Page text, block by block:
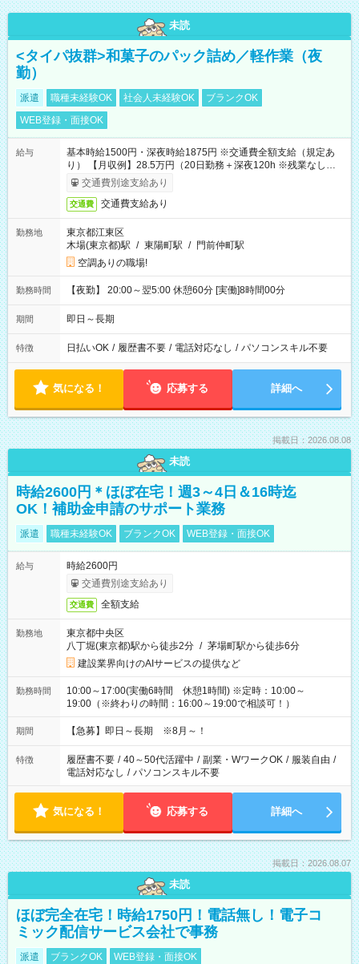
未読
<タイパ抜群>和菓子のパック詰め／軽作業（夜
勤）
派遣 職種未経験OK 社会人未経験OK
ブランクOK
WEB登録・面接OK
給与
基本時給1500円・深夜時給1875円 ※交通費全額支給（規定あ
り） 【月収例】28.5万円（20日勤務＋深夜120h ※残業なしの場
合）交通費別途支給あり
交通費 交通費支給あり
勤務地
東京都江東区
木場(東京都)駅 / 東陽町駅 / 門前仲町駅
空調ありの職場!
勤務時間 【夜勤】 20:00～翌5:00 休憩60分 [実働]8時間00分
期間 即日～長期
特徴 日払いOK / 履歴書不要 / 電話対応なし / パソコンスキル不要
気になる！ 応募する 詳細へ
掲載日：2026.08.08
未読
時給2600円＊ほぼ在宅！週3～4日＆16時迄
OK！補助金申請のサポート業務
派遣 職種未経験OK ブランクOK WEB登録・面接OK
給与
時給2600円
交通費別途支給あり
交通費 全額支給
勤務地
東京都中央区
八丁堀(東京都)駅から徒歩2分 / 茅場町駅から徒歩6分
建設業界向けのAIサービスの提供など
勤務時間
10:00～17:00(実働6時間 休憩1時間) ※定時：10:00～
19:00（※終わりの時間：16:00～19:00で相談可！）
期間 【急募】即日～長期 ※8月～！
特徴 履歴書不要 / 40～50代活躍中 / 副業・WワークOK / 服装自由 /
電話対応なし / パソコンスキル不要
気になる！ 応募する 詳細へ
掲載日：2026.08.07
未読
ほぼ完全在宅！時給1750円！電話無し！電子コ
ミック配信サービス会社で事務
派遣 ブランクOK WEB登録・面接OK